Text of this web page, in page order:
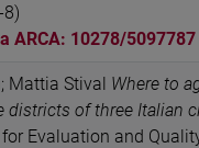
ARCA: 10278/5097787
Mattia Stival Where to
districts of three Italian
Evaluation and